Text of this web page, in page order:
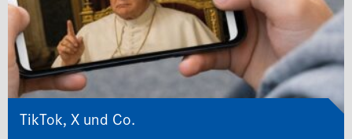
TikTok, X und Co.